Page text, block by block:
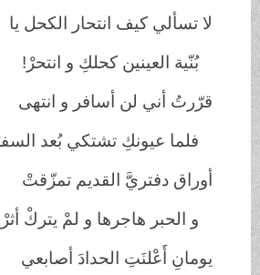
لا تسألي كيف انتحار الكحل يا
بُنّية العينين كحلكِ و انتحرْ!
قرّرتُ أني لن أسافر و انتهى
فلما عيونكِ تشتكي بُعد السفرْ؟
أوراق دفتريَّ القديم تمزّقتْ
و الحبر هاجرها و لمْ يتركْ أثرْ
يومانِ أَعْلنَتِ الحدادَ أصابعي